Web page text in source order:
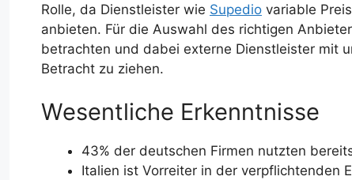
Rolle, da Dienstleister wie Supedio variable
anbieten. Für die Auswahl des richtigen
betrachten und dabei externe Dienstleister mit
Betracht zu ziehen.
Wesentliche Erkenntnisse
43% der deutschen Firmen nutzten
Italien ist Vorreiter in der verpflichtenden